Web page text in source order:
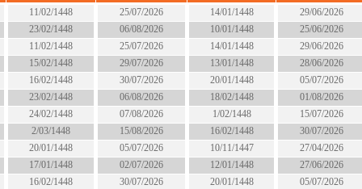
14/01/1448
10/01/1448
14/01/1448
13/01/1448
20/01/1448
18/02/1448
1/02/1448
16/02/1448
10/11/1447
12/01/1448
20/01/1448
25/07/2026
06/08/2026
25/07/2026
29/07/2026
30/07/2026
06/08/2026
07/08/2026
15/08/2026
05/07/2026
02/07/2026
30/07/2026
11/02/1448
23/02/1448
11/02/1448
15/02/1448
16/02/1448
23/02/1448
24/02/1448
2/03/1448
20/01/1448
17/01/1448
16/02/1448